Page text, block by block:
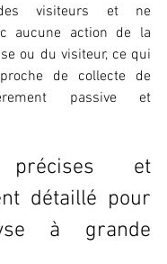
des visiteurs et ne
aucune action de la
ou du visiteur, ce qui
de collecte de
passive et
précises et
détaillé pour
à grande